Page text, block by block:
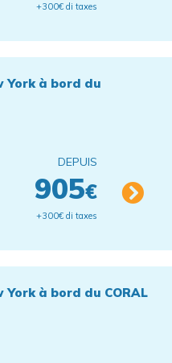
+300€ di taxes
York à bord du
DEPUIS
905€
+300€ di taxes
à bord du CORAL